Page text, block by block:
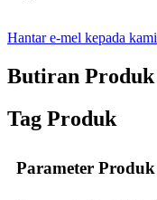
Hantar e-mel kepada kami
Butiran Produk
Tag Produk
Parameter Produk